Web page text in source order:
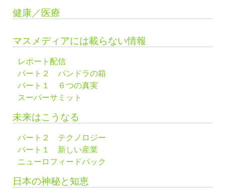
健康／医療
マスメディアには載らない情報
レポート配信
パート２ パンドラの箱
パート１ ６つの真実
スーパーサミット
未来はこうなる
パート２ テクノロジー
パート１ 新しい産業
ニューロフィードバック
日本の神秘と知恵